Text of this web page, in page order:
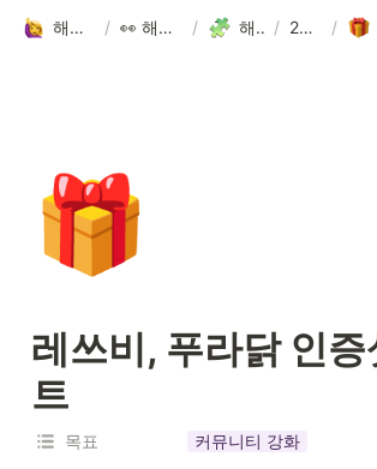
해피어타운 입주민 되고 싶은 사람?! / 👀 해피어타운 NFT에 대한 모든 것! / 해피어타운 로드맵 / 2022.3Q-4Q /
🎁
레쓰비, 푸라닭 인증
트
목표 커뮤니티 강화